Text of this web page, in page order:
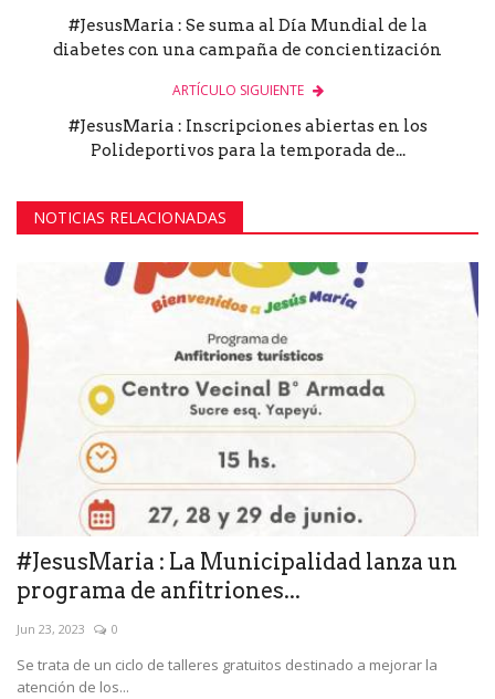
#JesusMaria : Se suma al Día Mundial de la
diabetes con una campaña de concientización
ARTÍCULO SIGUIENTE
#JesusMaria : Inscripciones abiertas en los
Polideportivos para la temporada de...
NOTICIAS RELACIONADAS
#JesusMaria : La Municipalidad lanza un
programa de anfitriones...
Jun 23, 2023 0
Se trata de un ciclo de talleres gratuitos destinado a mejorar la
atención de los...